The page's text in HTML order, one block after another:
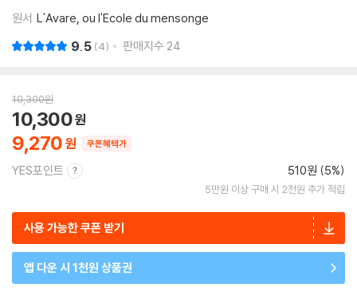
원서 L'Avare, ou l'Ecole du mensonge
9.5 4 판매지수 24
10,300원
9,270
10,300
쿠폰혜택가
YES포인트 510원 (5%)
5만원 이상 구매 시 2천원 추가 적립
사용 가능한 쿠폰 받기
앱 다운 시 1천원 상품권